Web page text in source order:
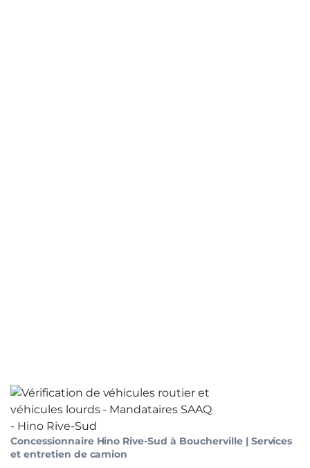
Concessionnaire Hino Rive-Sud à Boucherville | Services
et entretien de camion